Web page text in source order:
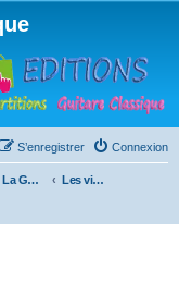
Connexion
S’enregistrer
La Guitare, Paulo da Fontoura
Les vidéos de la méthode